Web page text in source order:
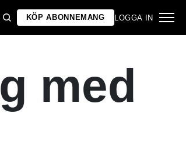
KÖP ABONNEMANG LOGGA IN
med